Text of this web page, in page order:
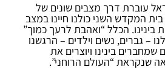
עוברת דרך מצבים שונים של
בית המקדש השני כולנו חיינו במצב
בינינו. הכלל “ואהבת לרעך כמוך”
– גברים, נשים וילדים – הרגשנו
בינינו ויוצרים את
שנקראת “העולם הרוחני”.